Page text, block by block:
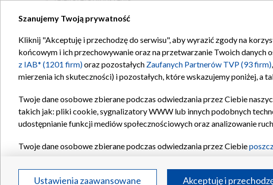
Regulamin TVP Polityka
Szanujemy Twoją prywatność
Kliknij "Akceptuję i przechodzę do serwisu", aby wyrazić zgody na
końcowym i ich przechowywanie oraz na przetwarzanie Twoich danych
z IAB* (1201 firm)oraz pozostałych Zaufanych Partnerów TVP (93 firm)
mierzenia ich skuteczności) i pozostałych, które wskazujemy poniżej, a
Twoje dane osobowe zbierane podczas odwiedzania przez Ciebie
takich jak: pliki cookie, sygnalizatory WWW lub innych podobnych
udostępnianie funkcji mediów społecznościowych oraz analizowanie
Twoje dane osobowe zbierane podczas odwiedzania przez Ciebie
Partnerów TVPdla realizacji następujących celów i funkcji:
reklam, tworzenia profilu spersonalizowanych reklam, tworzenia
Ustawienia zaawansowane Akceptuję i